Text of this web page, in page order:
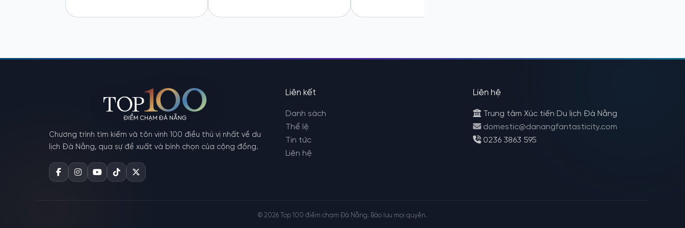
Chương trình tìm kiếm và tôn vinh 100 điều thú vị nhất về du
lịch Đà Nẵng, qua sự đề xuất và bình chọn của cộng đồng.
Liên kết
Danh sách
Thể lệ
Tin tức
Liên hệ
Liên hệ
Trung tâm Xúc tiến Du lịch Đà Nẵng
domestic@danangfantasticity.com
0236 3863 595
© 2026 Top 100 điểm chạm Đà Nẵng. Bảo lưu mọi quyền.